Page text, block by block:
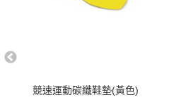
競速運動碳纖鞋墊(黃色)